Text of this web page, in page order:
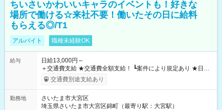
ちいさいかわいいキャラのイベントも！好きな
場所で働ける☆来社不要！働いたその日に給料
もらえる◎/T1
アルバイト 職種未経験OK
給与
日給13,000円～
＋交通費支給 ★交通費全額支給！ ┗案件により規定あり ★日払
いOK！（規定あり） ┗働いたその日に現金GET♪ お仕事後はコ
ンビニATMから 日払い分を引き落とせます！ 【試用期間】試
交通費別途支給あり
勤務地
さいたま市大宮区
埼玉県さいたま市大宮区錦町（最寄り駅：大宮駅）